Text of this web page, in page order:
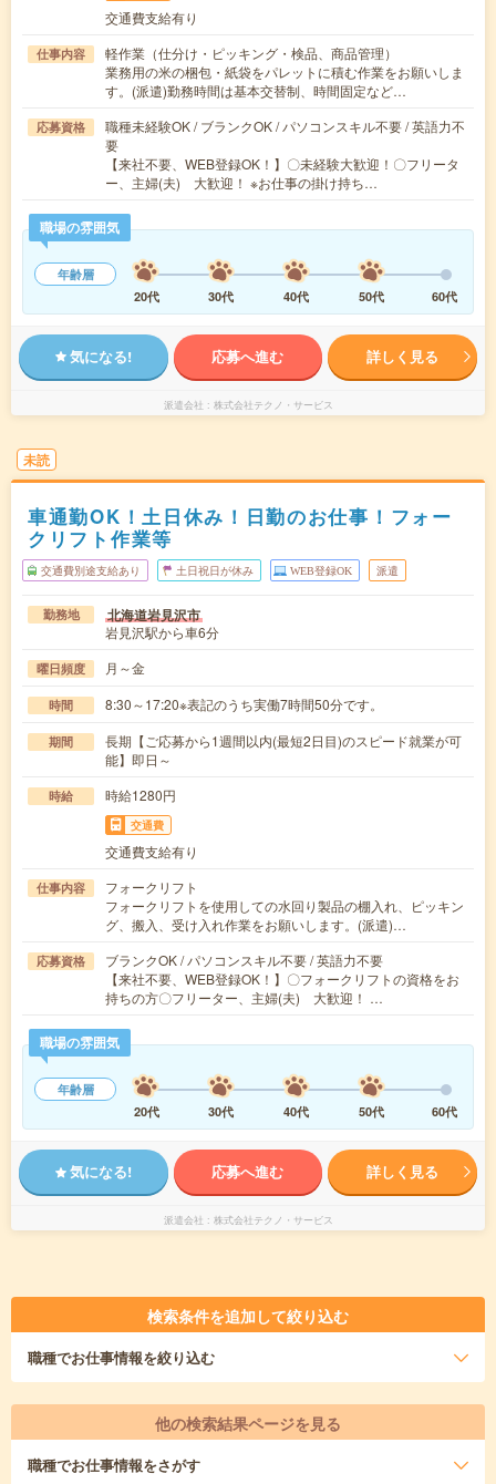
交通費支給有り
仕事内容
軽作業（仕分け・ピッキング・検品、商品管理）
業務用の米の梱包・紙袋をパレットに積む作業をお願いしま
す。(派遣)勤務時間は基本交替制、時間固定など…
応募資格
職種未経験OK / ブランクOK / パソコンスキル不要 / 英語力不
要
【来社不要、WEB登録OK！】〇未経験大歓迎！〇フリータ
ー、主婦(夫) 大歓迎！ ※お仕事の掛け持ち…
職場の雰囲気
年齢層
20代
30代 40代 50代 60代
気になる! 応募へ進む 詳しく見る
派遣会社 株式会社テクノ・サービス
未読
車通勤OK！土日休み！日勤のお仕事！フォー
クリフト作業等
交通費別途支給あり 土日祝日が休み WEB登録OK 派遣
勤務地 北海道岩見沢市
岩見沢駅から車6分
曜日頻度 月～金
時間 8:30～17:20※表記のうち実働7時間50分です。
期間
長期【ご応募から1週間以内(最短2日目)のスピード就業が可
能】即日～
時給 時給1280円
交通費
交通費支給有り
仕事内容
フォークリフト
フォークリフトを使用しての水回り製品の棚入れ、ピッキン
グ、搬入、受け入れ作業をお願いします。(派遣)…
応募資格
ブランクOK / パソコンスキル不要 / 英語力不要
【来社不要、WEB登録OK！】〇フォークリフトの資格をお
持ちの方〇フリーター、主婦(夫) 大歓迎！ …
職場の雰囲気
年齢層
20代
30代 40代 50代 60代
気になる! 応募へ進む 詳しく見る
派遣会社 株式会社テクノ・サービス
検索条件を追加して絞り込む
職種でお仕事情報を絞り込む
他の検索結果ページを見る
職種でお仕事情報をさがす